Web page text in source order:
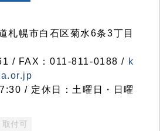
幌市白石区菊水6条3丁目
/ FAX：011-811-0188 / k
/ 定休日：土曜日・日曜
取付可